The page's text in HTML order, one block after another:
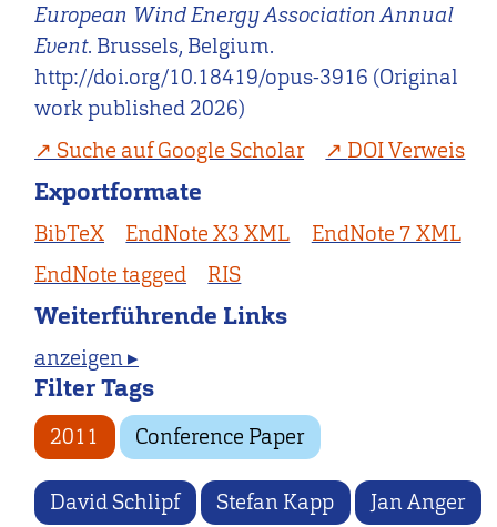
European Wind Energy Association Annual
Event. Brussels, Belgium.
http://doi.org/10.18419/opus-3916 (Original
work published 2026)
Suche auf Google Scholar
DOI Verweis
Exportformate
BibTeX EndNote X3 XML
EndNote 7 XML
EndNote tagged
RIS
Weiterführende Links
anzeigen ▸
Filter Tags
2011 Conference Paper
David Schlipf Stefan Kapp Jan Anger